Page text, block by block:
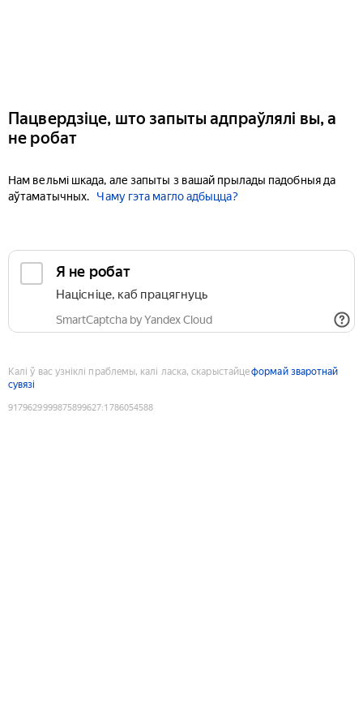
Пацвердзіце, што запыты адпраўлялі вы, а
не робат
Нам вельмі шкада, але запыты з вашай прылады падобныя да
аўтаматычных.
Чаму гэта магло адбыцца?
Я не робат
Націсніце, каб працягнуць
SmartCaptcha by Yandex Cloud
Калі ў вас узніклі праблемы, калі ласка, скарыстайцеформай зваротнай
сувязі
9179629999875899627:1786054588